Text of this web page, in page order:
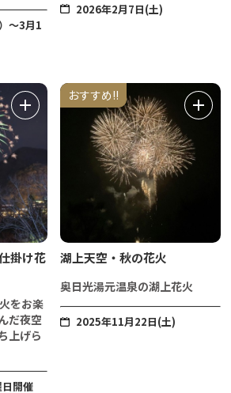
～3月1
2026年2月7日(土)
掛け花
をお楽
だ夜空
上げら
日開催
おすすめ!!
湖上天空・秋の花火
奥日光湯元温泉の湖上花火
2025年11月22日(土)